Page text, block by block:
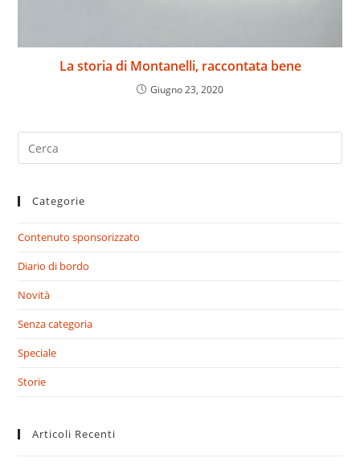
La storia di Montanelli, raccontata bene
Giugno 23, 2020
Search
for:
Categorie
Contenuto sponsorizzato
Diario di bordo
Novità
Senza categoria
Speciale
Storie
Articoli Recenti